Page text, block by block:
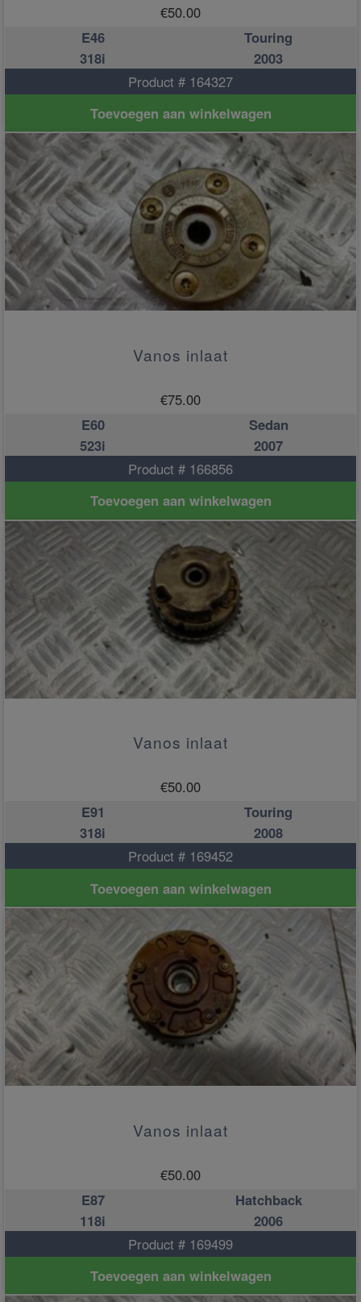
€50.00
E46
Touring
318i
2003
Product # 164327
Toevoegen aan winkelwagen
Vanos inlaat
€75.00
E60
Sedan
523i
2007
Product # 166856
Toevoegen aan winkelwagen
Vanos inlaat
€50.00
E91
Touring
318i
2008
Product # 169452
Toevoegen aan winkelwagen
Vanos inlaat
€50.00
E87
Hatchback
118i
2006
Product # 169499
Toevoegen aan winkelwagen